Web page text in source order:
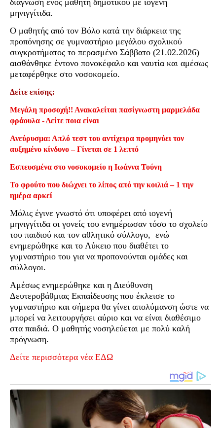
μηνιγγίτιδα.
Ο μαθητής από τον Βόλο κατά την διάρκεια της
προπόνησης σε γυμναστήριο μεγάλου σχολικού
συγκροτήματος το περασμένο Σάββατο (21.02.2026)
αισθάνθηκε έντονο πονοκέφαλο και ναυτία και αμέσως
μεταφέρθηκε στο νοσοκομείο.
Δείτε επίσης:
Μεγάλη προσοχή!! Ανακαλείται πασίγνωστη μαρμελάδα
φράουλα - Δείτε ποια είναι
Ανεύρυσμα: Απλό τεστ του αντίχειρα προμηνύει τον
αυξημένο κίνδυνο – Γίνεται σε 1 λεπτό
Εσπευσμένα στο νοσοκομείο η Ιωάννα Τούνη
Το φρούτο που διώχνει το λίπος από την κοιλιά – 1 την
ημέρα αρκεί
Μόλις έγινε γνωστό ότι υποφέρει από ιογενή
μηνιγγίτιδα οι γονείς του ενημέρωσαν τόσο το σχολείο
του παιδιού και τον αθλητικό σύλλογο, ενώ
ενημερώθηκε και το Λύκειο που διαθέτει το
γυμναστήριο του για να προπονούνται ομάδες και
σύλλογοι.
Αμέσως ενημερώθηκε και η Διεύθυνση
Δευτεροβάθμιας Εκπαίδευσης που έκλεισε το
γυμναστήριο και σήμερα θα γίνει απολύμανση ώστε να
μπορεί να λειτουργήσει αύριο και να είναι διαθέσιμο
στα παιδιά. Ο μαθητής νοσηλεύεται με πολύ καλή
πρόγνωση.
Δείτε περισσότερα νέα ΕΔΩ